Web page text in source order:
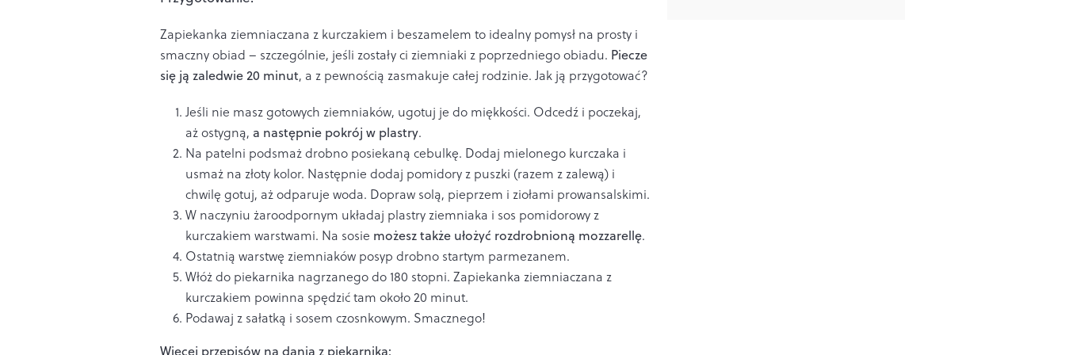
Zapiekanka ziemniaczana z kurczakiem i beszamelem to idealny pomysł na prosty i
smaczny obiad – szczególnie, jeśli zostały ci ziemniaki z poprzedniego obiadu. Piecze
się ją zaledwie 20 minut, a z pewnością zasmakuje całej rodzinie. Jak ją przygotować?
Jeśli nie masz gotowych ziemniaków, ugotuj je do miękkości. Odcedź i poczekaj,
aż ostygną, a następnie pokrój w plastry.
Na patelni podsmaż drobno posiekaną cebulkę. Dodaj mielonego kurczaka i
usmaż na złoty kolor. Następnie dodaj pomidory z puszki (razem z zalewą) i
chwilę gotuj, aż odparuje woda. Dopraw solą, pieprzem i ziołami prowansalskimi.
W naczyniu żaroodpornym układaj plastry ziemniaka i sos pomidorowy z
kurczakiem warstwami. Na sosie możesz także ułożyć rozdrobnioną mozzarellę.
Ostatnią warstwę ziemniaków posyp drobno startym parmezanem.
Włóż do piekarnika nagrzanego do 180 stopni. Zapiekanka ziemniaczana z
kurczakiem powinna spędzić tam około 20 minut.
Podawaj z sałatką i sosem czosnkowym. Smacznego!
Więcej przepisów na dania z piekarnika: